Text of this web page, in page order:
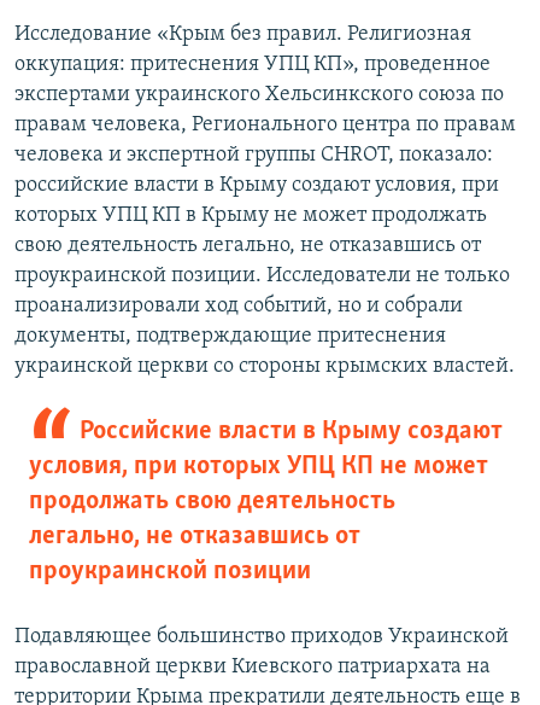
Исследование «Крым без правил. Религиозная
оккупация: притеснения УПЦ КП», проведенное
экспертами украинского Хельсинкского союза по
правам человека, Регионального центра по правам
человека и экспертной группы CHROT, показало:
российские власти в Крыму создают условия, при
которых УПЦ КП в Крыму не может продолжать
свою деятельность легально, не отказавшись от
проукраинской позиции. Исследователи не только
проанализировали ход событий, но и собрали
документы, подтверждающие притеснения
украинской церкви со стороны крымских властей.
Российские власти в Крыму создают
условия, при которых УПЦ КП не может
продолжать свою деятельность
легально, не отказавшись от
проукраинской позиции
Подавляющее большинство приходов Украинской
православной церкви Киевского патриархата на
территории Крыма прекратили деятельность еще в